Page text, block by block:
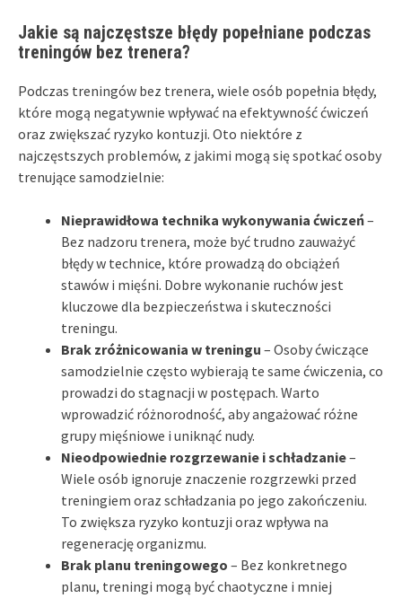
Jakie są najczęstsze błędy popełniane podczas
treningów bez trenera?
Podczas treningów bez trenera, wiele osób popełnia błędy,
które mogą negatywnie wpływać na efektywność ćwiczeń
oraz zwiększać ryzyko kontuzji. Oto niektóre z
najczęstszych problemów, z jakimi mogą się spotkać osoby
trenujące samodzielnie:
Nieprawidłowa technika wykonywania ćwiczeń–
Bez nadzoru trenera, może być trudno zauważyć
błędy w technice, które prowadzą do obciążeń
stawów i mięśni. Dobre wykonanie ruchów jest
kluczowe dla bezpieczeństwa i skuteczności
treningu.
Brak zróżnicowania w treningu – Osoby ćwiczące
samodzielnie często wybierają te same ćwiczenia, co
prowadzi do stagnacji w postępach. Warto
wprowadzić różnorodność, aby angażować różne
grupy mięśniowe i uniknąć nudy.
Nieodpowiednie rozgrzewanie i schładzanie–
Wiele osób ignoruje znaczenie rozgrzewki przed
treningiem oraz schładzania po jego zakończeniu.
To zwiększa ryzyko kontuzji oraz wpływa na
regenerację organizmu.
Brak planu treningowego – Bez konkretnego
planu, treningi mogą być chaotyczne i mniej